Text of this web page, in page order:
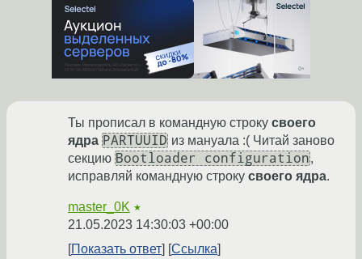
Ты прописал в командную строку своего
ядра PARTUUID из мануала :( Читай заново
секцию Bootloader configuration,
исправляй командную строку своего ядра.
master_0K ★
21.05.2023 14:30:03 +00:00
Показать ответ
Ссылка